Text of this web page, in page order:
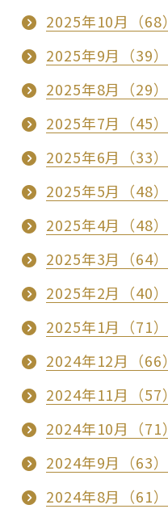
2025年10月（68）
2025年9月（39）
2025年8月（29）
2025年7月（45）
2025年6月（33）
2025年5月（48）
2025年4月（48）
2025年3月（64）
2025年2月（40）
2025年1月（71）
2024年12月（66）
2024年11月（57）
2024年10月（71）
2024年9月（63）
2024年8月（61）